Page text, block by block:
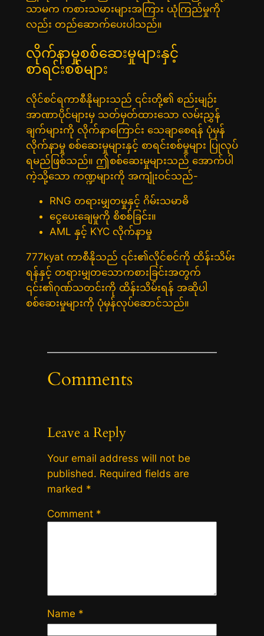
သာမက ကစားသမားများအကြား ယုံကြည်မှုကို
လည်း တည်ဆောက်ပေးပါသည်။
လိုက်နာမှုစစ်ဆေးမှုများနှင့်
စာရင်းစစ်များ
လိုင်စင်ရကာစီနိုများသည် ၎င်းတို့၏ စည်းမျဉ်း
အာဏာပိုင်များမှ သတ်မှတ်ထားသော လမ်းညွှန်
ချက်များကို လိုက်နာကြောင်း သေချာစေရန် ပုံမှန်
လိုက်နာမှု စစ်ဆေးမှုများနှင့် စာရင်းစစ်မှုများ ပြုလုပ်
ရမည်ဖြစ်သည်။ ဤစစ်ဆေးမှုများသည် အောက်ပါ
ကဲ့သို့သော ကဏ္ဍများကို အကျုံးဝင်သည်-
RNG တရားမျှတမှုနှင့် ဂိမ်းသမာဓိ
ငွေပေးချေမှုကို စိစစ်ခြင်း။
AML နှင့် KYC လိုက်နာမှု
777kyat ကာစီနိုသည် ၎င်း၏လိုင်စင်ကို ထိန်းသိမ်း
ရန်နှင့် တရားမျှတသောကစားခြင်းအတွက်
၎င်း၏ဂုဏ်သတင်းကို ထိန်းသိမ်းရန် အဆိုပါ
စစ်ဆေးမှုများကို ပုံမှန်လုပ်ဆောင်သည်။
Comments
Leave a Reply
Your email address will not be
published. Required fields are
marked *
Comment *
Name *